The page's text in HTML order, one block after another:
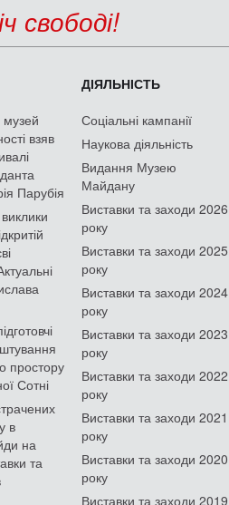
свободі!
музей
взяв
Парубія
простору
Сотні
в
на
та
ДІЯЛЬНІСТЬ
Соціальні кампанії
Наукова діяльність
Видання Музею
Майдану
Виставки та заходи 2026
року
Виставки та заходи 2025
року
Виставки та заходи 2024
року
Виставки та заходи 2023
року
Виставки та заходи 2022
року
Виставки та заходи 2021
року
Виставки та заходи 2020
року
Виставки та заходи 2019